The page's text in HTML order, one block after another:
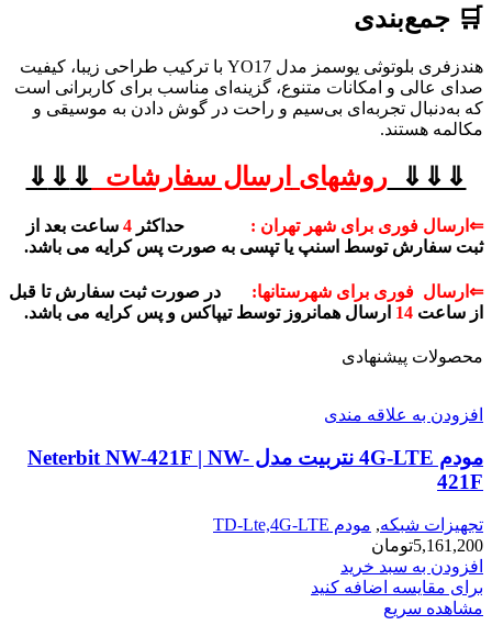
🛒 جمع‌بندی
هندزفری بلوتوثی یوسمز مدل YO17 با ترکیب طراحی زیبا، کیفیت
صدای عالی و امکانات متنوع، گزینه‌ای مناسب برای کاربرانی است
که به‌دنبال تجربه‌ای بی‌سیم و راحت در گوش دادن به موسیقی و
مکالمه هستند.
⇓⇓⇓روشهای ارسال سفارشات ⇓
⇓
⇓
⇐ارسال فوری برای شهر تهران : حداکثر 4 ساعت بعد از
ثبت سفارش توسط اسنپ یا تپسی به صورت پس کرایه می باشد.
⇐ارسال فوری برای شهرستانها: در صورت ثبت سفارش تا قبل
از ساعت 14 ارسال همانروز توسط تیپاکس و پس کرایه می باشد.
محصولات پیشنهادی
افزودن به علاقه مندی
مودم 4G-LTE نتربیت مدل Neterbit NW-421F | NW-
421F
تجهیزات شبکه, مودم TD-Lte,4G-LTE
5,161,200تومان
افزودن به سبد خرید
برای مقایسه اضافه کنید
مشاهده سریع